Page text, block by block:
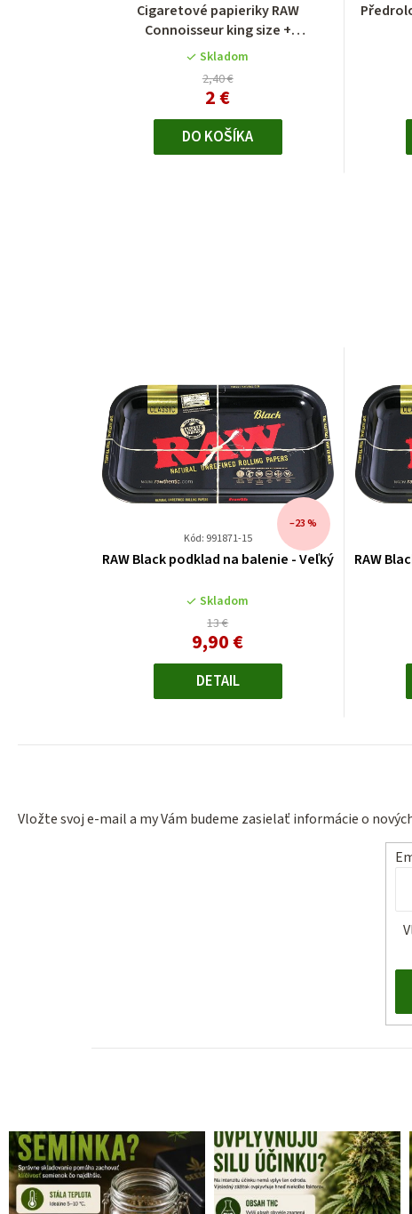
Cigaretové papieriky RAW
Connoisseur king size +
předrolované filtre
Skladom
2,40 €
2 €
DO KOŠÍKA
Kód: 991871-15
RAW Black podklad na balenie - Veľký
Skladom
13 €
–23 %
9,90 €
DETAIL
RAW
Vložte svoj e-mail a my Vám budeme zasielať informácie o